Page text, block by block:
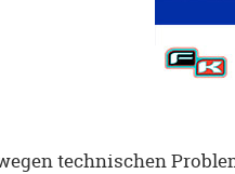
technischen